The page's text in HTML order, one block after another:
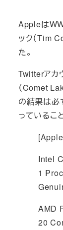
Appleは
ック（Tim
た。
Twitterアカ
（Comet
の結果は必
っているこ
Intel
1
AMD
20